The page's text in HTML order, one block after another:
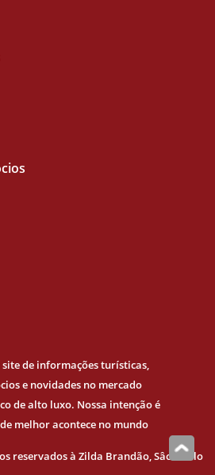
site de informações turísticas,
e novidades no mercado
de alto luxo. Nossa intenção é
melhor acontece no mundo
reservados à Zilda Brandão, Sâo Paulo